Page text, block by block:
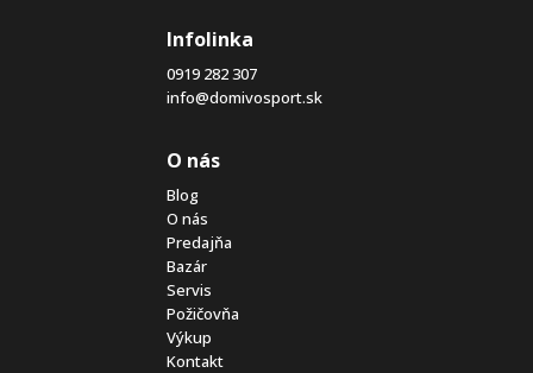
Infolinka
0919 282 307
info@domivosport.sk
O nás
Blog
O nás
Predajňa
Bazár
Servis
Požičovňa
Výkup
Kontakt